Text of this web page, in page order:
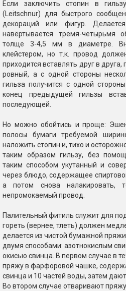
Если заключить стопин в
(Leitschnur) для быстрого
декораций или фигур.
навёртывается тремя-четырьмя
толще 3-4,5 мм в диаметре.
клейстером, но т.к. провод
приходится вставлять друг в
ровный, а с одной стороны
гильза получится с одной
конец предыдущей гильзы
последующей.
Но можно обойтись и проще:
полосы бумаги требуемой
наложить стопин и, тихо и
таким образом гильзу, без
таким способом укутанный и
через блюдо, содержащее
а потом снова налакировать,
непромокаемый провод.
Палительный фитиль служит для
гореть (вернее, тлеть) должен
делается из чистой бумажной
двумя способами: азотнокислым
окисью свинца. В первом случае в
пряжу в фарфоровой чашке,
свинца и 10 частей воды, затем
Во втором случае отваривают